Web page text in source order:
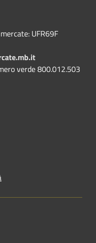
UFR69F
verde 800.012.503